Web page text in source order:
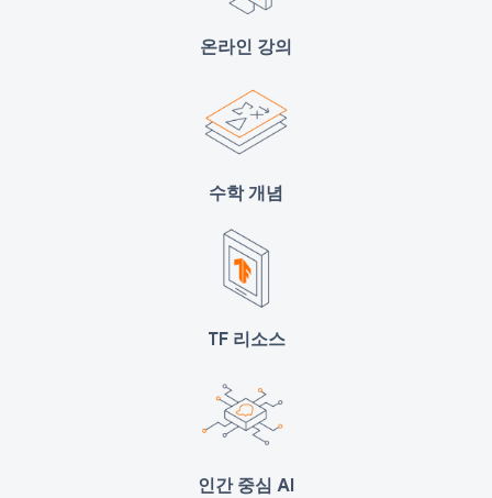
온라인 강의
수학 개념
TF 리소스
인간 중심 AI